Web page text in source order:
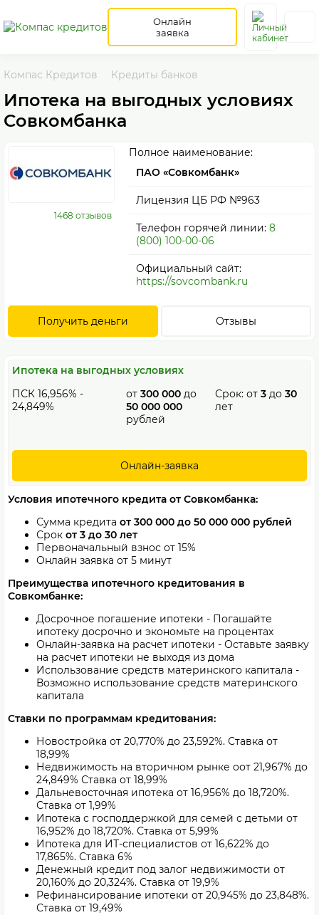
Онлайн
заявка
Компас Кредитов Кредиты банков
Ипотека на выгодных условиях
Совкомбанка
1468 отзывов
Полное наименование:
ПАО «Совкомбанк»
Лицензия ЦБ РФ №963
Телефон горячей линии: 8
(800) 100-00-06
Официальный сайт:
https://sovcombank.ru
Получить деньги Отзывы
Ипотека на выгодных условиях
ПСК 16,956% -
24,849%
от 300 000 до
50 000 000
рублей
Срок: от 3до 30
лет
Онлайн-заявка
Условия ипотечного кредита от Совкомбанка:
Сумма кредита от 300 000 до 50 000 000 рублей
Срок от 3 до 30 лет
Первоначальный взнос от 15%
Онлайн заявка от 5 минут
Преимущества ипотечного кредитования в
Совкомбанке:
Досрочное погашение ипотеки - Погашайте
ипотеку досрочно и экономьте на процентах
Онлайн-заявка на расчет ипотеки - Оставьте заявку
на расчет ипотеки не выходя из дома
Использование средств материнского капитала -
Возможно использование средств материнского
капитала
Ставки по программам кредитования:
Новостройка от 20,770% до 23,592%. Ставка от
18,99%
Недвижимость на вторичном рынке оот 21,967% до
24,849% Ставка от 18,99%
Дальневосточная ипотека от 16,956% до 18,720%.
Ставка от 1,99%
Ипотека с господдержкой для семей с детьми от
16,952% до 18,720%. Ставка от 5,99%
Ипотека для ИТ-специалистов от 16,622% до
17,865%. Ставка 6%
Денежный кредит под залог недвижимости от
20,160% до 20,324%. Ставка от 19,9%
Рефинансирование ипотеки от 20,945% до 23,848%.
Ставка от 19,49%